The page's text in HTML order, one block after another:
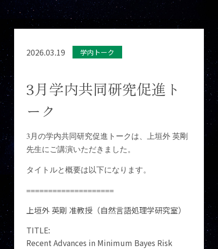
2026.03.19 学内トーク
3月学内共同研究促進ト
ーク
3月の学内共同研究促進トークは、上垣外 英剛
先生にご講演いただきました。
タイトルと概要は以下になります。
====================
上垣外 英剛 准教授（自然言語処理学研究室）
TITLE:
Recent Advances in Minimum Bayes Risk